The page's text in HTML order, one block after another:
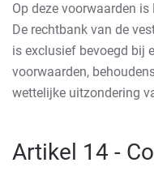
Op deze voorwaarden
De rechtbank van de
is exclusief bevoegd bij
voorwaarden,
wettelijke uitzondering
Artikel 14 -